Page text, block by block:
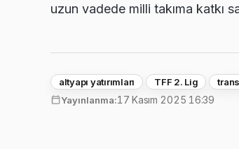
uzun vadede milli takıma katkı
altyapı yatırımları TFF 2. Lig
Yayınlanma:17 Kasım 2025 16:39